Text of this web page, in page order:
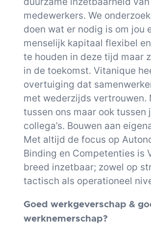
medewerkers. We
doen wat er nodig is om jou
menselijk kapitaal flexibel
te houden in deze tijd maar
in de toekomst. Vitanique
overtuiging dat
met wederzijds vertrouwen.
tussen ons maar ook tussen
collega’s. Bouwen aan
Met altijd de focus op
Binding en Competenties is
breed inzetbaar; zowel op
tactisch als operationeel
Goed werkgeverschap &
werknemerschap?